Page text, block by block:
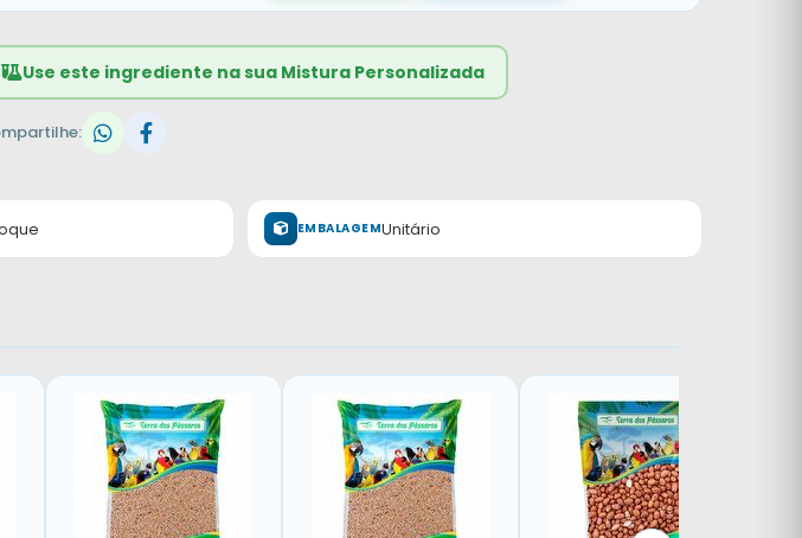
Use este ingrediente na sua Mistura Personalizada
EMBALAGEMUnitário